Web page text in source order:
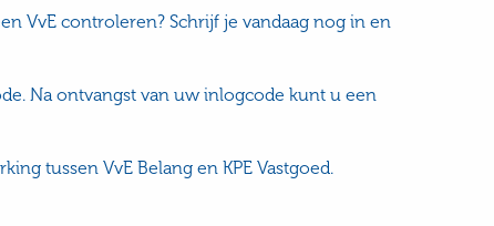
VvE controleren? Schrijf je vandaag nog in en
Na ontvangst van uw inlogcode kunt u een
tussen VvE Belang en KPE Vastgoed.